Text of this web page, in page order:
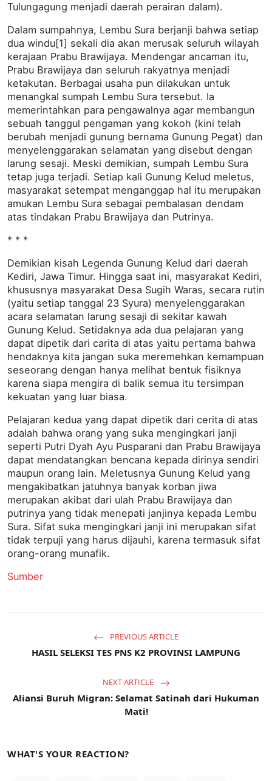
Tulungagung menjadi daerah perairan dalam).
Dalam sumpahnya, Lembu Sura berjanji bahwa setiap
dua windu[1] sekali dia akan merusak seluruh wilayah
kerajaan Prabu Brawijaya. Mendengar ancaman itu,
Prabu Brawijaya dan seluruh rakyatnya menjadi
ketakutan. Berbagai usaha pun dilakukan untuk
menangkal sumpah Lembu Sura tersebut. Ia
memerintahkan para pengawalnya agar membangun
sebuah tanggul pengaman yang kokoh (kini telah
berubah menjadi gunung bernama Gunung Pegat) dan
menyelenggarakan selamatan yang disebut dengan
larung sesaji. Meski demikian, sumpah Lembu Sura
tetap juga terjadi. Setiap kali Gunung Kelud meletus,
masyarakat setempat menganggap hal itu merupakan
amukan Lembu Sura sebagai pembalasan dendam
atas tindakan Prabu Brawijaya dan Putrinya.
* * *
Demikian kisah Legenda Gunung Kelud dari daerah
Kediri, Jawa Timur. Hingga saat ini, masyarakat Kediri,
khususnya masyarakat Desa Sugih Waras, secara rutin
(yaitu setiap tanggal 23 Syura) menyelenggarakan
acara selamatan larung sesaji di sekitar kawah
Gunung Kelud. Setidaknya ada dua pelajaran yang
dapat dipetik dari carita di atas yaitu pertama bahwa
hendaknya kita jangan suka meremehkan kemampuan
seseorang dengan hanya melihat bentuk fisiknya
karena siapa mengira di balik semua itu tersimpan
kekuatan yang luar biasa.
Pelajaran kedua yang dapat dipetik dari cerita di atas
adalah bahwa orang yang suka mengingkari janji
seperti Putri Dyah Ayu Pusparani dan Prabu Brawijaya
dapat mendatangkan bencana kepada dirinya sendiri
maupun orang lain. Meletusnya Gunung Kelud yang
mengakibatkan jatuhnya banyak korban jiwa
merupakan akibat dari ulah Prabu Brawijaya dan
putrinya yang tidak menepati janjinya kepada Lembu
Sura. Sifat suka mengingkari janji ini merupakan sifat
tidak terpuji yang harus dijauhi, karena termasuk sifat
orang-orang munafik.
Sumber
PREVIOUS ARTICLE
HASIL SELEKSI TES PNS K2 PROVINSI LAMPUNG
NEXT ARTICLE
Aliansi Buruh Migran: Selamat Satinah dari Hukuman
Mati!
WHAT'S YOUR REACTION?